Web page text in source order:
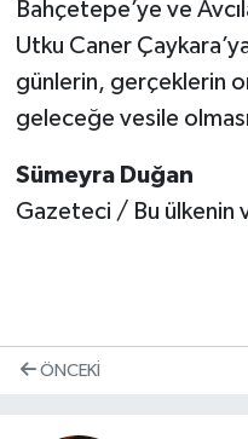
Bahçetepe’ye ve
Utku Caner
günlerin, gerçeklerin
geleceğe vesile
Sümeyra Duğan
Gazeteci / Bu ülkenin
ÖNCEKI